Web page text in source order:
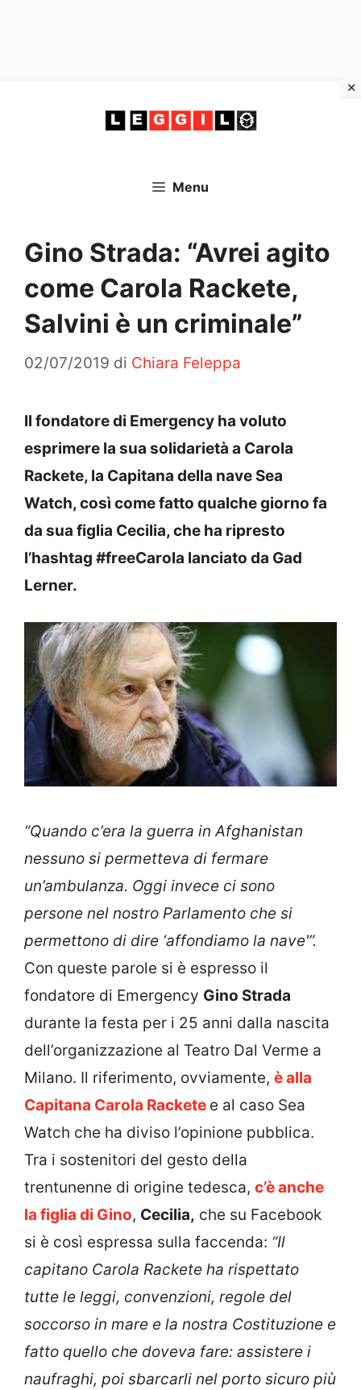
Menu
Gino Strada: “Avrei agito
come Carola Rackete,
Salvini è un criminale”
02/07/2019 di Chiara Feleppa
Il fondatore di Emergency ha voluto
esprimere la sua solidarietà a Carola
Rackete, la Capitana della nave Sea
Watch, così come fatto qualche giorno fa
da sua figlia Cecilia, che ha ripresto
l’hashtag #freeCarola lanciato da Gad
Lerner.
“Quando c’era la guerra in Afghanistan
nessuno si permetteva di fermare
un’ambulanza. Oggi invece ci sono
persone nel nostro Parlamento che si
permettono di dire ‘affondiamo la nave'”.
Con queste parole si è espresso il
fondatore di Emergency Gino Strada
durante la festa per i 25 anni dalla nascita
dell’organizzazione al Teatro Dal Verme a
Milano. Il riferimento, ovviamente, è alla
Capitana Carola Rackete e al caso Sea
Watch che ha diviso l’opinione pubblica.
Tra i sostenitori del gesto della
trentunenne di origine tedesca, c’è anche
la figlia di Gino, Cecilia, che su Facebook
si è così espressa sulla faccenda: “Il
capitano Carola Rackete ha rispettato
tutte le leggi, convenzioni, regole del
soccorso in mare e la nostra Costituzione e
fatto quello che doveva fare: assistere i
naufraghi, poi sbarcarli nel porto sicuro più